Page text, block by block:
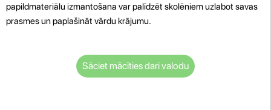
papildmateriālu izmantošana var palīdzēt skolēniem uzlabot savas
prasmes un paplašināt vārdu krājumu.
Sāciet mācīties dari valodu